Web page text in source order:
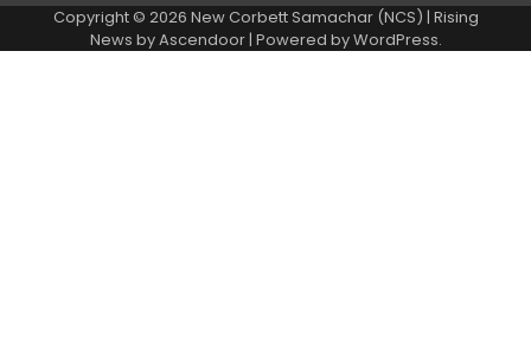
Copyright © 2026 New Corbett Samachar (NCS) | Rising
News byAscendoor| Powered byWordPress.